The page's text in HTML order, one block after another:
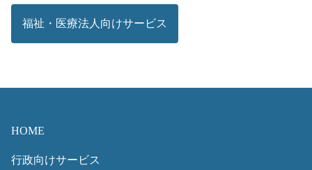
福祉・医療法人向けサービス
HOME
行政向けサービス